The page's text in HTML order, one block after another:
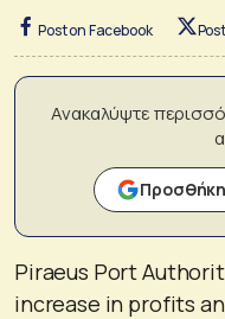
Post on Facebook
Ανακαλύψτε
Piraeus Port
increase in profits